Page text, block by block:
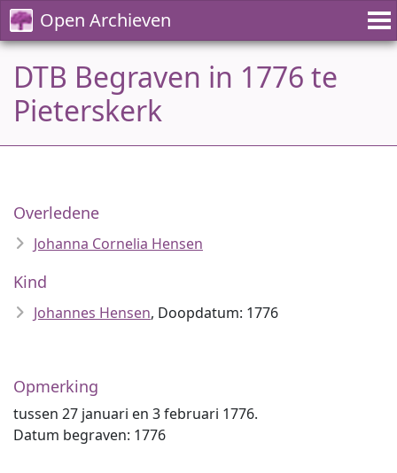
Open Archieven
DTB Begraven in 1776 te
Pieterskerk
Overledene
Johanna Cornelia Hensen
Kind
Johannes Hensen, Doopdatum: 1776
Opmerking
tussen 27 januari en 3 februari 1776.
Datum begraven: 1776